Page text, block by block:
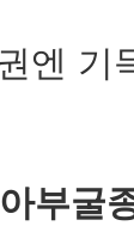
엔 기
부굴